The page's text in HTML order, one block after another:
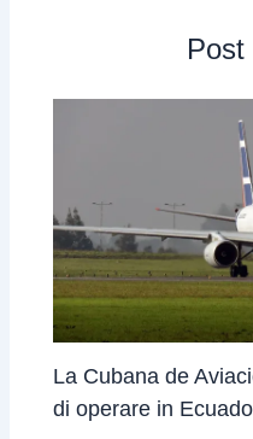
Post
La Cubana de
di operare in